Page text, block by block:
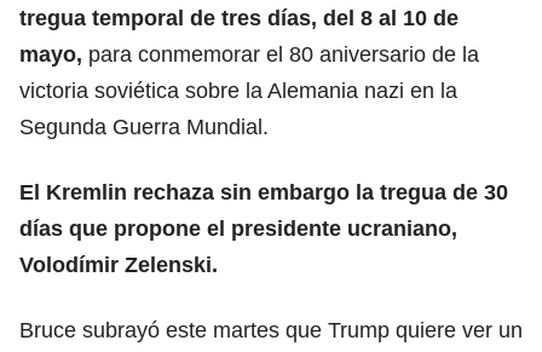
tregua temporal de tres días, del 8 al 10 de
mayo, para conmemorar el 80 aniversario de la
victoria soviética sobre la Alemania nazi en la
Segunda Guerra Mundial.
El Kremlin rechaza sin embargo la tregua de 30
días que propone el presidente ucraniano,
Volodímir Zelenski.
Bruce subrayó este martes que Trump quiere ver un